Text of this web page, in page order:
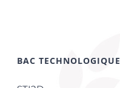
BAC TECHNOLOGIQUE